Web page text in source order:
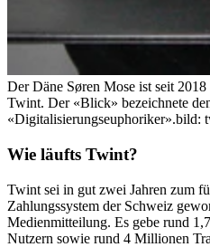
Der Däne Søren Mose ist seit
Twint. Der «Blick» bezeichnete
«Digitalisierungseuphoriker».bild:
Wie läufts Twint?
Twint sei in gut zwei Jahren zum
Zahlungssystem der Schweiz
Medienmitteilung. Es gebe rund
Nutzern sowie rund 4 Millionen